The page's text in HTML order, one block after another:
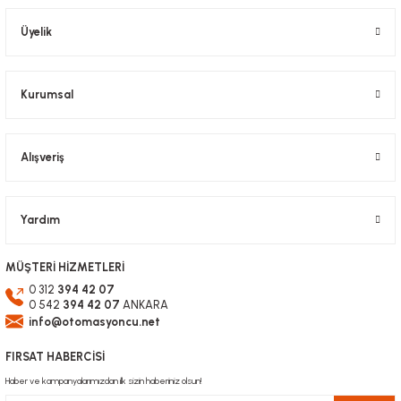
Üyelik
Kurumsal
Alışveriş
Yardım
MÜŞTERİ HİZMETLERİ
0 312 394 42 07
0 542 394 42 07 ANKARA
info@otomasyoncu.net
FIRSAT HABERCİSİ
Haber ve kampanyalarımızdan ilk sizin haberiniz olsun!